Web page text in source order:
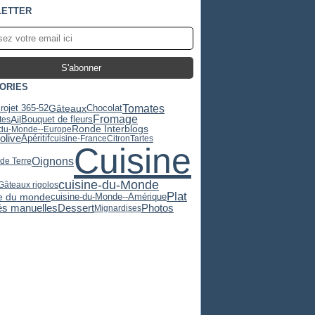
365-52GâteauxChocolatTomates
AilBouquet de fleurs Fromage
Monde--Europe Ronde Interblogs
Apéritifcuisine-FranceCitronTartes
TerreOignonsCuisine
rigoloscuisine-du-Monde
du mondecuisine-du-Monde--AmériquePlat
manuellesDessertMignardisesPhotos